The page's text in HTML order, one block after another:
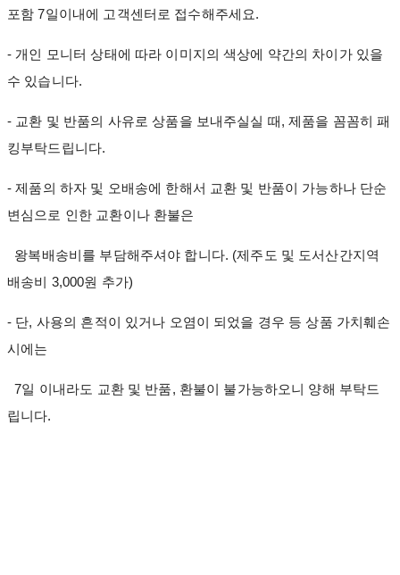
포함 7일이내에 고객센터로 접수해주세요.
- 개인 모니터 상태에 따라 이미지의 색상에 약간의 차이가 있을
수 있습니다.
- 교환 및 반품의 사유로 상품을 보내주실실 때, 제품을 꼼꼼히 패
킹부탁드립니다.
- 제품의 하자 및 오배송에 한해서 교환 및 반품이 가능하나 단순
변심으로 인한 교환이나 환불은
왕복배송비를 부담해주셔야 합니다. (제주도 및 도서산간지역
배송비 3,000원 추가)
- 단, 사용의 흔적이 있거나 오염이 되었을 경우 등 상품 가치훼손
시에는
7일 이내라도 교환 및 반품, 환불이 불가능하오니 양해 부탁드
립니다.